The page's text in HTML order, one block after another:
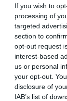
If you wish to
processing of
targeted
section to
opt-out request
interest-based
us or personal
your opt-out.
disclosure of
IAB’s list of
volkswagen